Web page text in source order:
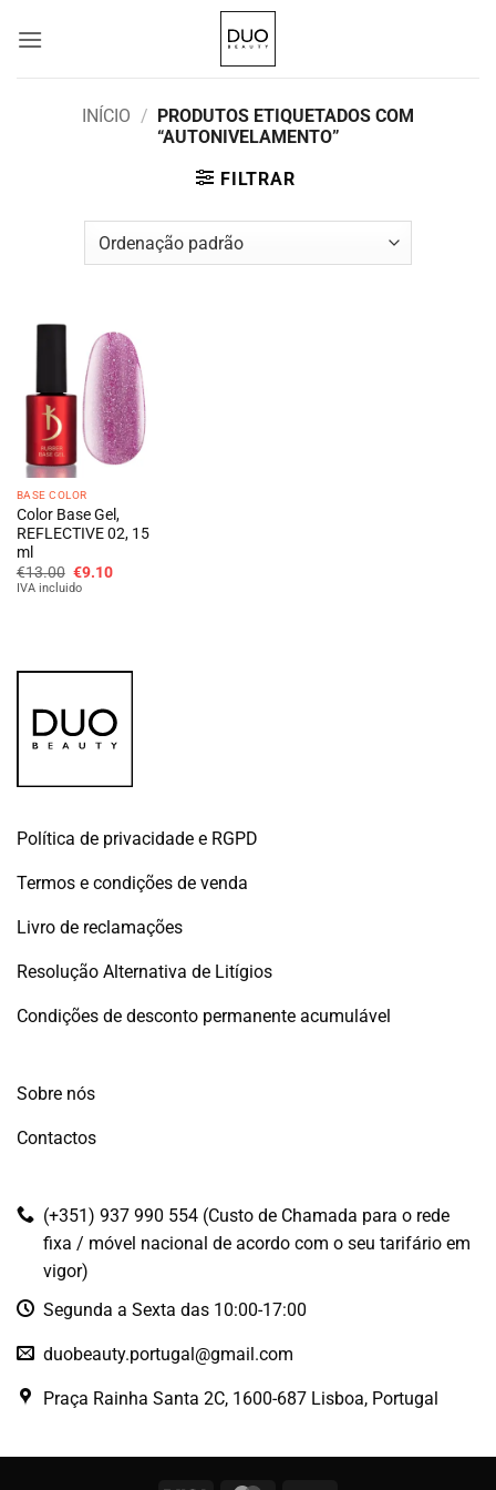
INÍCIO / PRODUTOS ETIQUETADOS COM
“AUTONIVELAMENTO”
FILTRAR
BASE COLOR
Color Base Gel,
REFLECTIVE 02, 15
ml
€13.00 O
preço
€9.10O
IVA incluido
Política de privacidade e RGPD
Termos e condições de venda
Livro de reclamações
Resolução Alternativa de Litígios
Condições de desconto permanente acumulável
Sobre nós
Contactos
(+351) 937 990 554 (Custo de Chamada para o rede
fixa / móvel nacional de acordo com o seu tarifário em
vigor)
Segunda a Sexta das 10:00-17:00
duobeauty.portugal@gmail.com
Praça Rainha Santa 2C, 1600-687 Lisboa, Portugal